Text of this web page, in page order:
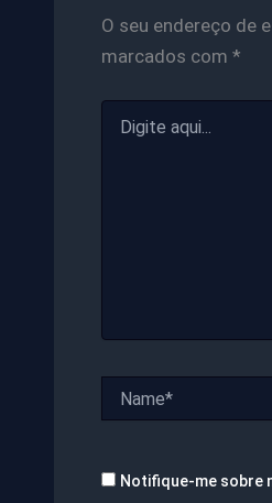
O seu endereço de
marcados com *
aqui...
Notifique-me sobre